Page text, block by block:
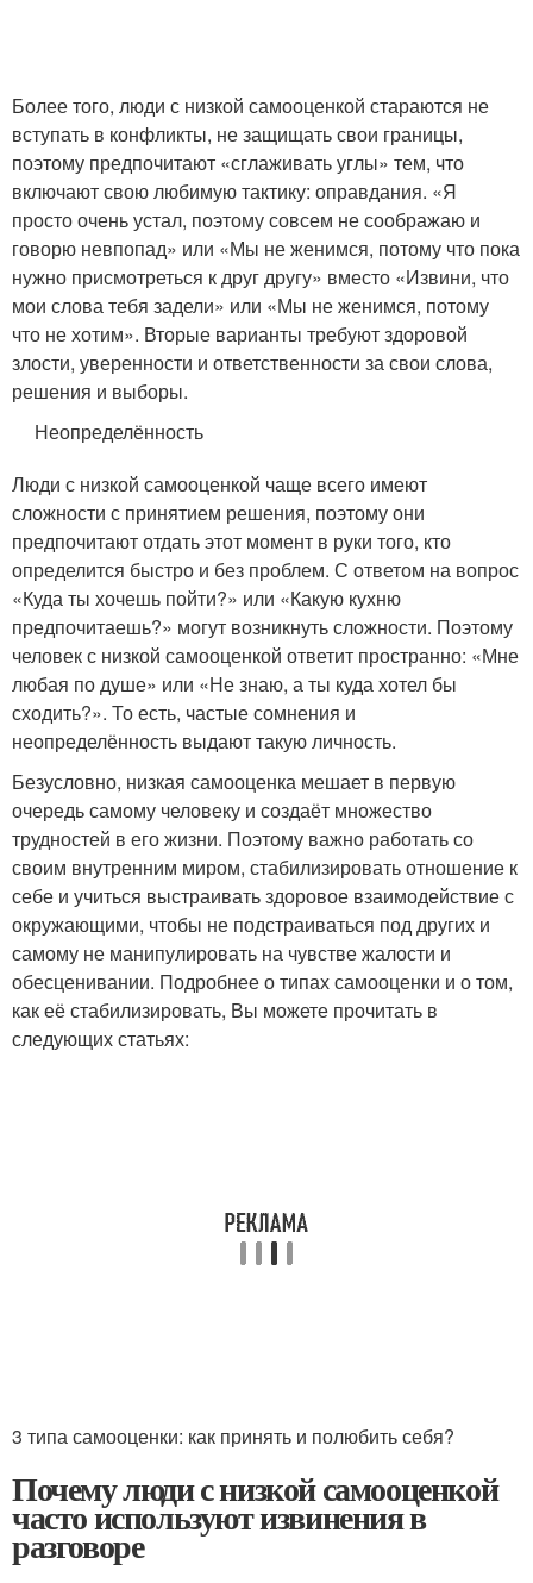
Более того, люди с низкой самооценкой стараются не
вступать в конфликты, не защищать свои границы,
поэтому предпочитают «сглаживать углы» тем, что
включают свою любимую тактику: оправдания. «Я
просто очень устал, поэтому совсем не соображаю и
говорю невпопад» или «Мы не женимся, потому что пока
нужно присмотреться к друг другу» вместо «Извини, что
мои слова тебя задели» или «Мы не женимся, потому
что не хотим». Вторые варианты требуют здоровой
злости, уверенности и ответственности за свои слова,
решения и выборы.
Неопределённость
Люди с низкой самооценкой чаще всего имеют
сложности с принятием решения, поэтому они
предпочитают отдать этот момент в руки того, кто
определится быстро и без проблем. С ответом на вопрос
«Куда ты хочешь пойти?» или «Какую кухню
предпочитаешь?» могут возникнуть сложности. Поэтому
человек с низкой самооценкой ответит пространно: «Мне
любая по душе» или «Не знаю, а ты куда хотел бы
сходить?». То есть, частые сомнения и
неопределённость выдают такую личность.
Безусловно, низкая самооценка мешает в первую
очередь самому человеку и создаёт множество
трудностей в его жизни. Поэтому важно работать со
своим внутренним миром, стабилизировать отношение к
себе и учиться выстраивать здоровое взаимодействие с
окружающими, чтобы не подстраиваться под других и
самому не манипулировать на чувстве жалости и
обесценивании. Подробнее о типах самооценки и о том,
как её стабилизировать, Вы можете прочитать в
следующих статьях:
3 типа самооценки: как принять и полюбить себя?
Почему люди с низкой самооценкой
часто используют извинения в
разговоре